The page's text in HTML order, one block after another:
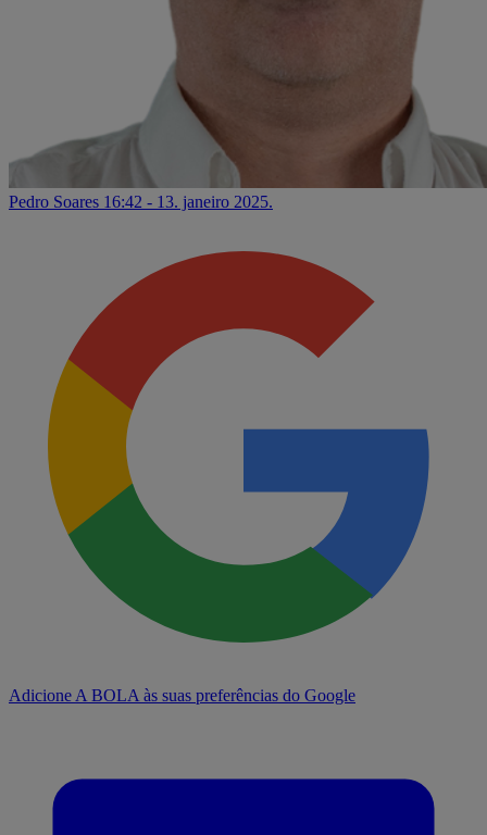
Pedro Soares 16:42 - 13. janeiro 2025.
Adicione A BOLA às suas preferências do Google